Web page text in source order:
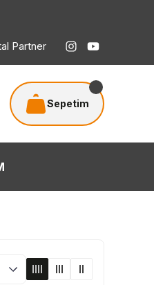
Partner
Sepetim